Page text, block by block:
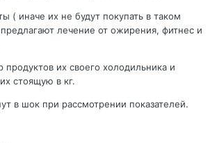
( иначе их не будут покупать в таком
лечение от ожирения, фитнес и
их своего холодильника и
стоящую в кг.
в шок при рассмотрении показателей.